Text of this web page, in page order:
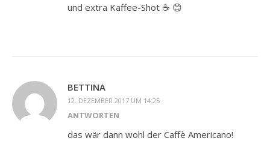
und extra Kaffee-Shot ☕️ 😊
BETTINA
12. DEZEMBER 2017 UM 14:25
ANTWORTEN
das wär dann wohl der Caffè Americano!